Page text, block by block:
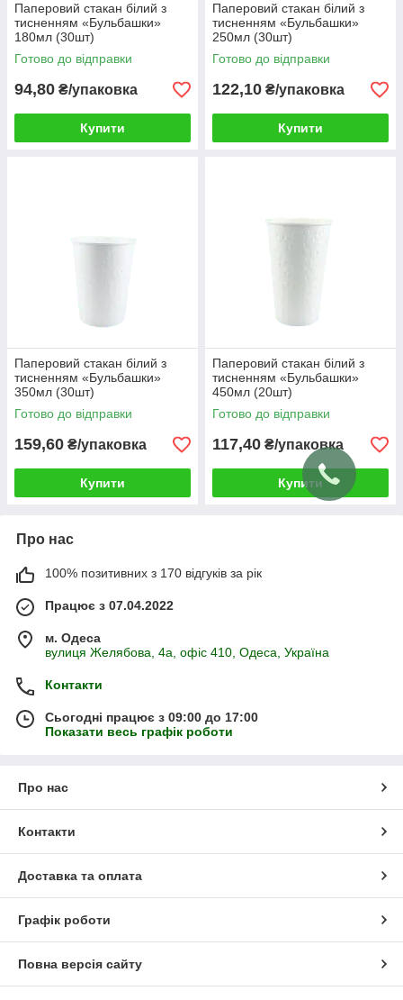
Паперовий стакан білий з
тисненням «Бульбашки»
180мл (30шт)
Готово до відправки
94,80 ₴/упаковка
Купити
Паперовий стакан білий з
тисненням «Бульбашки»
250мл (30шт)
Готово до відправки
122,10 ₴/упаковка
Купити
Паперовий стакан білий з
тисненням «Бульбашки»
350мл (30шт)
Готово до відправки
159,60 ₴/упаковка
Купити
Паперовий стакан білий з
тисненням «Бульбашки»
450мл (20шт)
Готово до відправки
117,40 ₴/упаковка
Купити
Про нас
100% позитивних з 170 відгуків за рік
Працює з 07.04.2022
м. Одеса
вулиця Желябова, 4а, офіс 410, Одеса, Україна
Контакти
Сьогодні працює з 09:00 до 17:00
Показати весь графік роботи
Про нас
Контакти
Доставка та оплата
Графік роботи
Повна версія сайту